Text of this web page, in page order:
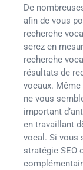
De
afin de vous
recherche
serez en
recherche
résultats de
vocaux.
ne vous
important
en travaillant
vocal. Si vous
stratégie SEO